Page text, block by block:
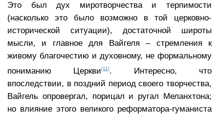
Это был дух миротворчества и терпимости
(насколько это было возможно в той церковно-
исторической ситуации), достаточной широты
мысли, и главное для Вайгеля – стремления к
живому благочестию и духовному, не формальному
пониманию Церкви[11]. Интересно, что
впоследствии, в поздний период своего творчества,
Вайгель опровергал, порицал и ругал Меланхтона;
но влияние этого великого реформатора-гуманиста